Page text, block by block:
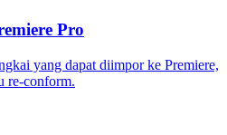
Pro
yang dapat diimpor ke Premiere,
re-conform.